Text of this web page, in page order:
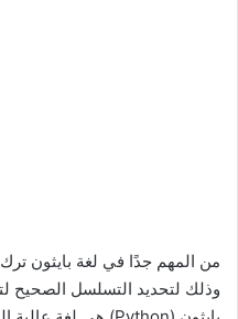
من المهم جدًا في لغة بايثون ترك
وذلك لتحديد التسلسل الصحيح